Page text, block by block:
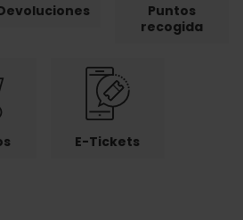
Puntos
recogida
E-Tickets